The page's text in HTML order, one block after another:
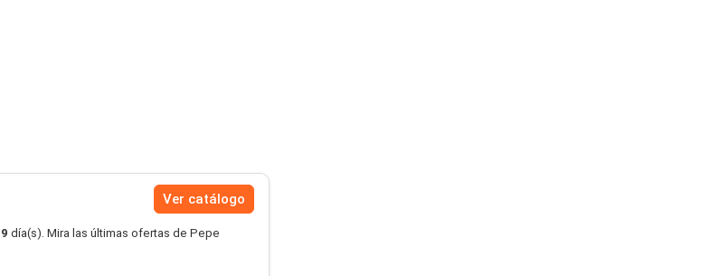
Ver catálogo
9 día(s). Mira las últimas ofertas de Pepe